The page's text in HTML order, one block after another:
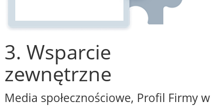
3. Wsparcie
zewnętrzne
Media społecznościowe, Profil Firmy w